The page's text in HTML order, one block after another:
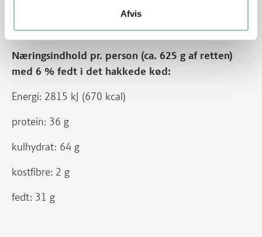
Afvis
Næringsindhold pr. person (ca. 625 g af retten)
med 6 % fedt i det hakkede kød:
Energi: 2815 kJ (670 kcal)
protein: 36 g
kulhydrat: 64 g
kostfibre: 2 g
fedt: 31 g